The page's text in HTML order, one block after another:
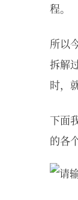
程。
所以
拆解
时，
下面
的各